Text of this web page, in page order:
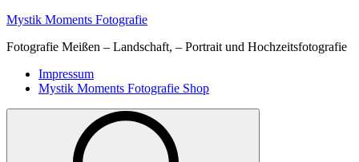
Skip
content
Mystik Moments Fotografie
Fotografie Meißen – Landschaft, – Portrait und Hochzeitsfotografie
Primary
Menu
Impressum
Mystik Moments Fotografie Shop